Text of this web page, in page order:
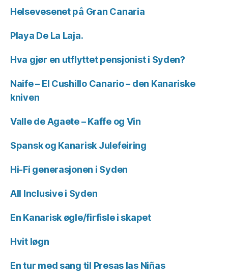
Helsevesenet på Gran Canaria
Playa De La Laja.
Hva gjør en utflyttet pensjonist i Syden?
Naife – El Cushillo Canario – den Kanariske
kniven
Valle de Agaete – Kaffe og Vin
Spansk og Kanarisk Julefeiring
Hi-Fi generasjonen i Syden
All Inclusive i Syden
En Kanarisk øgle/firfisle i skapet
Hvit løgn
En tur med sang til Presas las Niñas